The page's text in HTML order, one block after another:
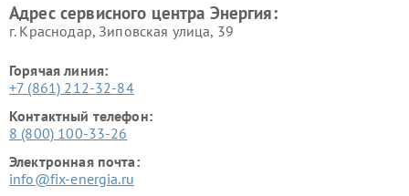
Адрес сервисного центра Энергия:
г. Краснодар, Зиповская улица, 39
Горячая линия:
+7 (861) 212-32-84
Контактный телефон:
8 (800) 100-33-26
Электронная почта:
info@fix-energia.ru